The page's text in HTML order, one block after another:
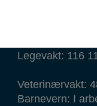
Legevakt: 116
Veterinærvakt:
Barnevern: I